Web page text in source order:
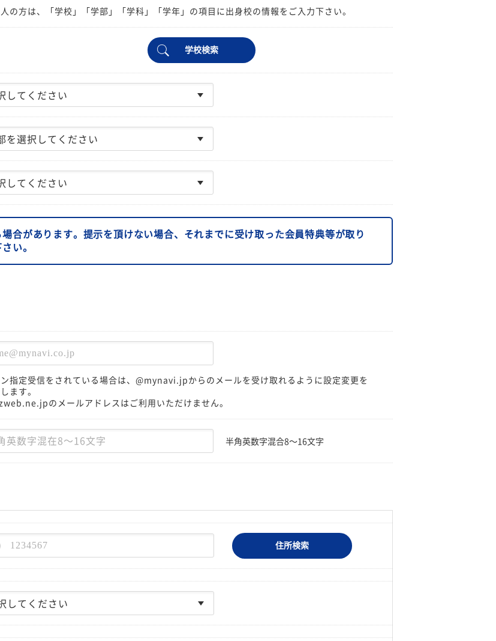
の方は、「学校」「学部」「学科」「学年」の項目に出身校の情報をご入力下さい。
学校検索
合があります。提示を頂けない場合、それまでに受け取った会員特典等が取り
い。
ン指定受信をされている場合は、@mynavi.jpからのメールを受け取れるように設定変更を
ます。
のメールアドレスはご利用いただけません。
半角英数字混合8〜16文字
住所検索